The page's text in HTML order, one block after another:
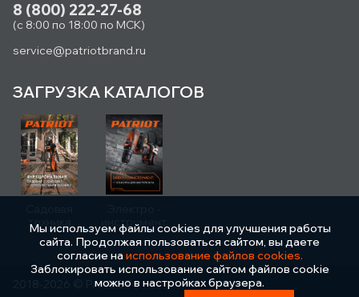
8 (800) 222-27-68
(с 8:00 по 18:00 по МСК)
service@patriotbrand.ru
ЗАГРУЗКА КАТАЛОГОВ
техника
инструмент
2018-2026 © PATRIOT
Мы используем файлы cookies для улучшения работы
сайта. Продолжая пользоваться сайтом, вы даете
согласие на использование файлов cookies.
Заблокировать использование сайтом файлов cookie
можно в настройках браузера.